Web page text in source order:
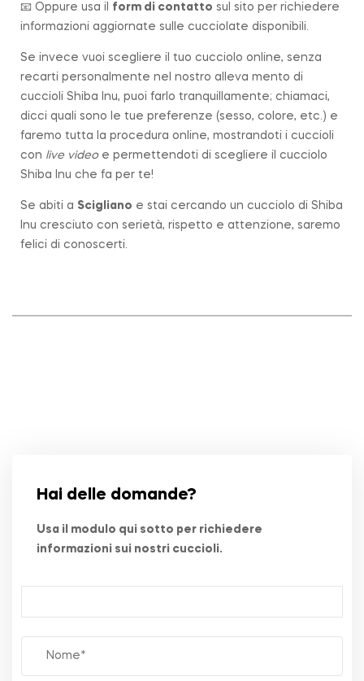
📧 Oppure usa il form di contatto sul sito per richiedere
informazioni aggiornate sulle cucciolate disponibili.
Se invece vuoi scegliere il tuo cucciolo online, senza
recarti personalmente nel nostro alleva mento di
cuccioli Shiba Inu, puoi farlo tranquillamente; chiamaci,
dicci quali sono le tue preferenze (sesso, colore, etc.) e
faremo tutta la procedura online, mostrandoti i cuccioli
con live videoe permettendoti di scegliere il cucciolo
Shiba Inu che fa per te!
Se abiti a Scigliano e stai cercando un cucciolo di Shiba
Inu cresciuto con serietà, rispetto e attenzione, saremo
felici di conoscerti.
Hai delle domande?
Usa il modulo qui sotto per richiedere
informazioni sui nostri cuccioli.